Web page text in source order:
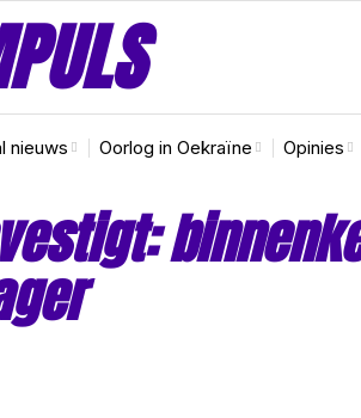
nieuws Oorlog in Oekraïne Opinies